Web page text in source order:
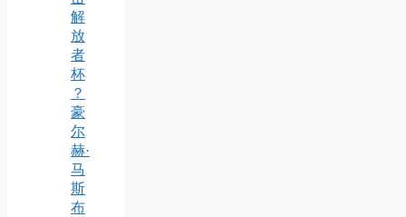
解
放
者
杯
？
豪
尔
赫·
马
斯
布